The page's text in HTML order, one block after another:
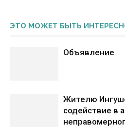
ЭТО МОЖЕТ БЫТЬ
Объявление
Жителю
содействие в